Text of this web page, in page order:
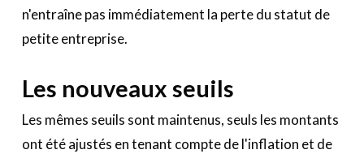
n'entraîne pas immédiatement la perte du statut de
petite entreprise.
Les nouveaux seuils
Les mêmes seuils sont maintenus, seuls les montants
ont été ajustés en tenant compte de l'inflation et de